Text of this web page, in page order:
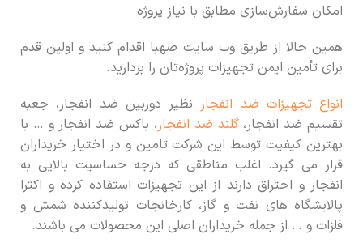
امکان سفارش‌سازی مطابق با نیاز پروژه
همین حالا از طریق وب سایت صهبا اقدام کنید و اولین قدم
برای تأمین ایمن تجهیزات پروژه‌تان را بردارید.
انواع تجهیزات ضد انفجار نظیر دوربین ضد انفجار، جعبه
تقسیم ضد انفجار،گلند ضد انفجار، باکس ضد انفجار و … با
بهترین کیفیت توسط این شرکت تامین و در اختیار خریداران
قرار می گیرد. اغلب مناطقی که درجه حساسیت بالایی به
انفجار و احتراق دارند از این تجهیزات استفاده کرده و اکثرا
پالایشگاه های نفت و گاز، کارخانجات تولیدکننده شمش و
فلزات و … از جمله خریداران اصلی این محصولات می باشند.